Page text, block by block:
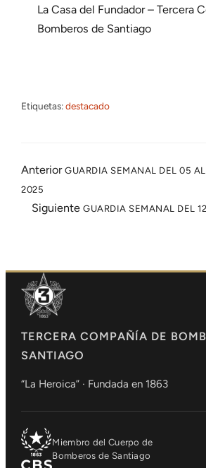
La Casa del Fundador – Tercera
Bomberos de Santiago
Etiquetas:destacado
Anterior GUARDIA SEMANAL DEL 05 AL
2025
Siguiente GUARDIA SEMANAL DEL
TERCERA COMPAÑÍA DE
SANTIAGO
“La Heroica” · Fundada en 1863
Miembro del Cuerpo de
Bomberos de Santiago